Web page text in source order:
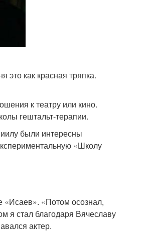
это как красная тряпка.
к театру или кино.
гештальт-терапии.
были интересны
«Школу
«Исаев». «Потом осознал,
я стал благодаря Вячеславу
актер.